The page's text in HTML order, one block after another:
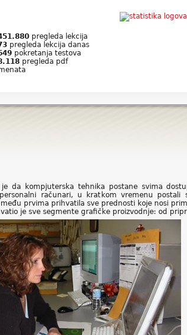
pregleda lekcija
pregleda lekcija danas
pokretanja testova
pregleda pdf
da kompjuterska tehnika postane svima
računari, u kratkom vremenu postali
prvima prihvatila sve prednosti koje nosi
je sve segmente grafičke proizvodnje: od